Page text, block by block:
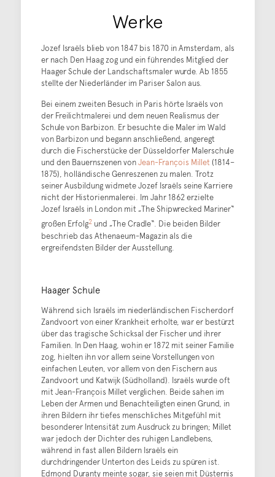
Werke
Jozef Israëls blieb von 1847 bis 1870 in Amsterdam, als
er nach Den Haag zog und ein führendes Mitglied der
Haager Schule der Landschaftsmaler wurde. Ab 1855
stellte der Niederländer im Pariser Salon aus.
Bei einem zweiten Besuch in Paris hörte Israëls von
der Freilichtmalerei und dem neuen Realismus der
Schule von Barbizon. Er besuchte die Maler im Wald
von Barbizon und begann anschließend, angeregt
durch die Fischerstücke der Düsseldorfer Malerschule
und den Bauernszenen vonJean-François Millet(1814–
1875), holländische Genreszenen zu malen. Trotz
seiner Ausbildung widmete Jozef Israëls seine Karriere
nicht der Historienmalerei. Im Jahr 1862 erzielte
Jozef Israëls in London mit „The Shipwrecked Mariner“
großen Erfolg2und „The Cradle“. Die beiden Bilder
beschrieb das Athenaeum-Magazin als die
ergreifendsten Bilder der Ausstellung.
Haager Schule
Während sich Israëls im niederländischen Fischerdorf
Zandvoort von einer Krankheit erholte, war er bestürzt
über das tragische Schicksal der Fischer und ihrer
Familien. In Den Haag, wohin er 1872 mit seiner Familie
zog, hielten ihn vor allem seine Vorstellungen von
einfachen Leuten, vor allem von den Fischern aus
Zandvoort und Katwijk (Südholland). Israëls wurde oft
mit Jean-François Millet verglichen. Beide sahen im
Leben der Armen und Benachteiligten einen Grund, in
ihren Bildern ihr tiefes menschliches Mitgefühl mit
besonderer Intensität zum Ausdruck zu bringen; Millet
war jedoch der Dichter des ruhigen Landlebens,
während in fast allen Bildern Israëls ein
durchdringender Unterton des Leids zu spüren ist.
Edmond Duranty meinte sogar, sie seien mit Düsternis